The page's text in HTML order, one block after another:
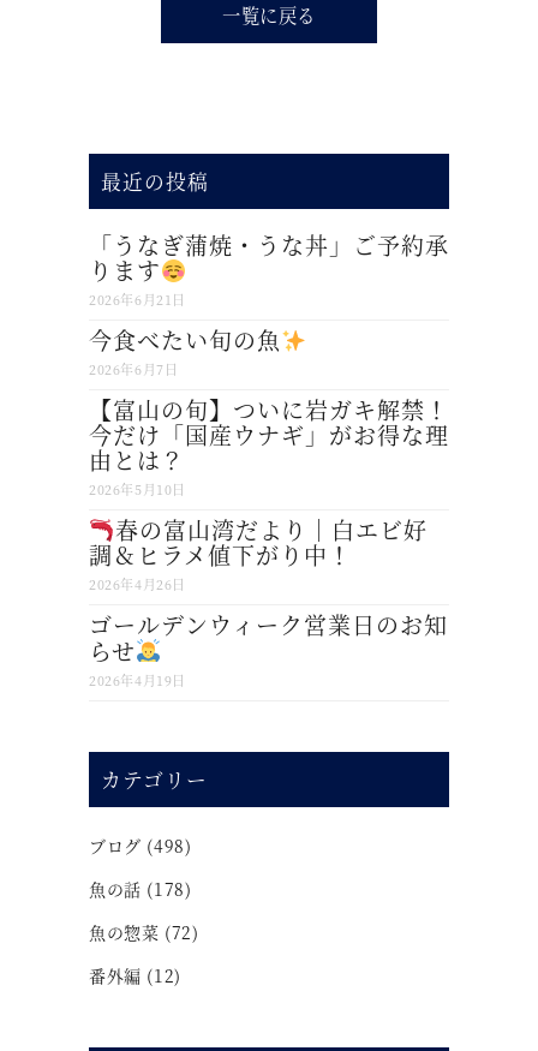
一覧に戻る
最近の投稿
「うなぎ蒲焼・うな丼」ご予約承
ります
2026年6月21日
今食べたい旬の魚
2026年6月7日
【富山の旬】ついに岩ガキ解禁！
今だけ「国産ウナギ」がお得な理
由とは？
2026年5月10日
春の富山湾だより｜白エビ好
調＆ヒラメ値下がり中！
2026年4月26日
ゴールデンウィーク営業日のお知
らせ
2026年4月19日
カテゴリー
ブログ (498)
魚の話 (178)
魚の惣菜 (72)
番外編 (12)